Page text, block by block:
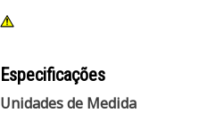
Atributos:
aos níveis de vibrações
das pequenas máquinas
2) As Luzes Cat são adaptáveis a
Especificações
Unidades de Medida